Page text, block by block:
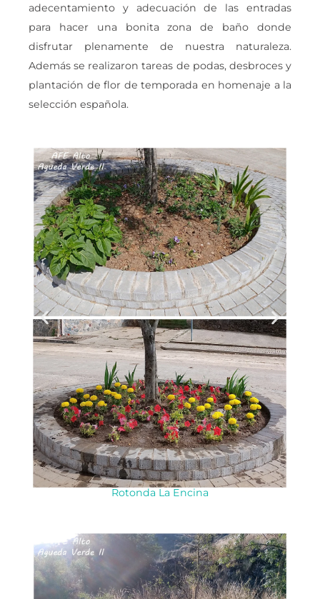
adecentamiento y adecuación de las entradas
para hacer una bonita zona de baño donde
disfrutar plenamente de nuestra naturaleza.
Además se realizaron tareas de podas, desbroces y
plantación de flor de temporada en homenaje a la
selección española.
Rotonda La Encina